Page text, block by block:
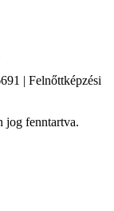
| Felnőttképzési
jog fenntartva.